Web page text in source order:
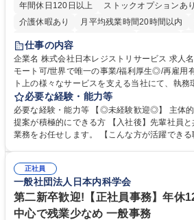
年間休日120日以上
ストックオプションあり
介護休暇あり
月平均残業時間20時間以内
住宅手当あり
完全週休2日制
交通費支給 駅近5分以内
仕事の内容
企業名 株式会社日本レジストリサービス 求人名 【総務】未経験歓迎◎/リ
モート可/世界で唯一の事業/福利厚生◎/再雇用有 仕事の内容 インターネ
ト上の様々なサービスを支える当社にて、執
討、イベント運営などの幅広い業務を担当し、
や成長に貢献している部署です。 会社の全メンバーが安心して長く成果を
発揮できる環境を整えるために、毎日のメンテ
新たな施策検討を積極的に行っていただき、会
幅広い業務の体得が可能で、多様なキャリアパ
募集職種 【総務】未経験歓迎◎/リモート可/世
再雇用有
必要な経験・能力等
必要な経験・能力等 【◎未経験歓迎◎】 主体的
提案が積極的にできる方 【入社後】先輩社員
業務をお任せします。 【こんな方が活躍できる職種です】 ・仕組化が好
対処できる・新しいことに興味関心がある 【魅
取得や通信教育など費用の80%（年間25万円ま
賃の50%（月額7万円まで）を補助 学歴・資格 学歴：大学院 大学 語学
力： 資格：
正社員
一般社団法人日本内科学会
第二新卒歓迎!【正社員事務】年休
中心で残業少なめ 一般事務